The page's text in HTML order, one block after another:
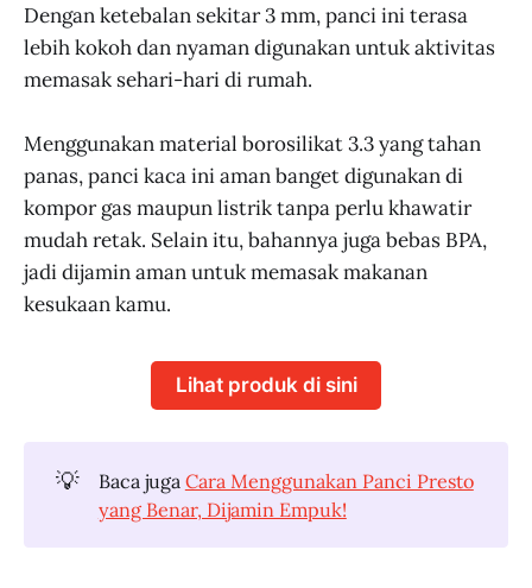
Dengan ketebalan sekitar 3 mm, panci ini terasa
lebih kokoh dan nyaman digunakan untuk aktivitas
memasak sehari-hari di rumah.
Menggunakan material borosilikat 3.3 yang tahan
panas, panci kaca ini aman banget digunakan di
kompor gas maupun listrik tanpa perlu khawatir
mudah retak. Selain itu, bahannya juga bebas BPA,
jadi dijamin aman untuk memasak makanan
kesukaan kamu.
Lihat produk di sini
💡 Baca juga Cara Menggunakan Panci Presto
yang Benar, Dijamin Empuk!